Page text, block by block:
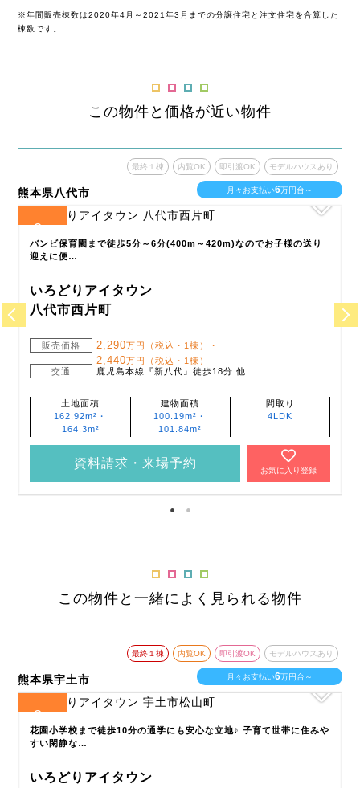
※年間販売棟数は2020年4月～2021年3月までの分譲住宅と注文住宅を合算した
棟数です。
この物件と価格が近い物件
熊本県八代市
最終１棟 内覧OK 即引渡OK モデルハウスあり
月々お支払い6万円台～
2
バンビ保育園まで徒歩5分～6分(400m～420m)なのでお子様の送り
迎えに便…
いろどりアイタウン
八代市西片町
販売価格 2,290万円（税込・1棟）・
2,440万円（税込・1棟）
交通
鹿児島本線『新八代』徒歩18分 他
土地面積
162.92m²・
164.3m²
建物面積
100.19m²・
101.84m²
間取り
4LDK
資料請求・来場予約
お気に入り登録
この物件と一緒によく見られる物件
即引渡OK モデルハウスあり
分の通学にも安心な立地♪ 子育て世帯に住みや
ウン
熊本県宇城市
最終
豊川保育園まで徒歩2分～3